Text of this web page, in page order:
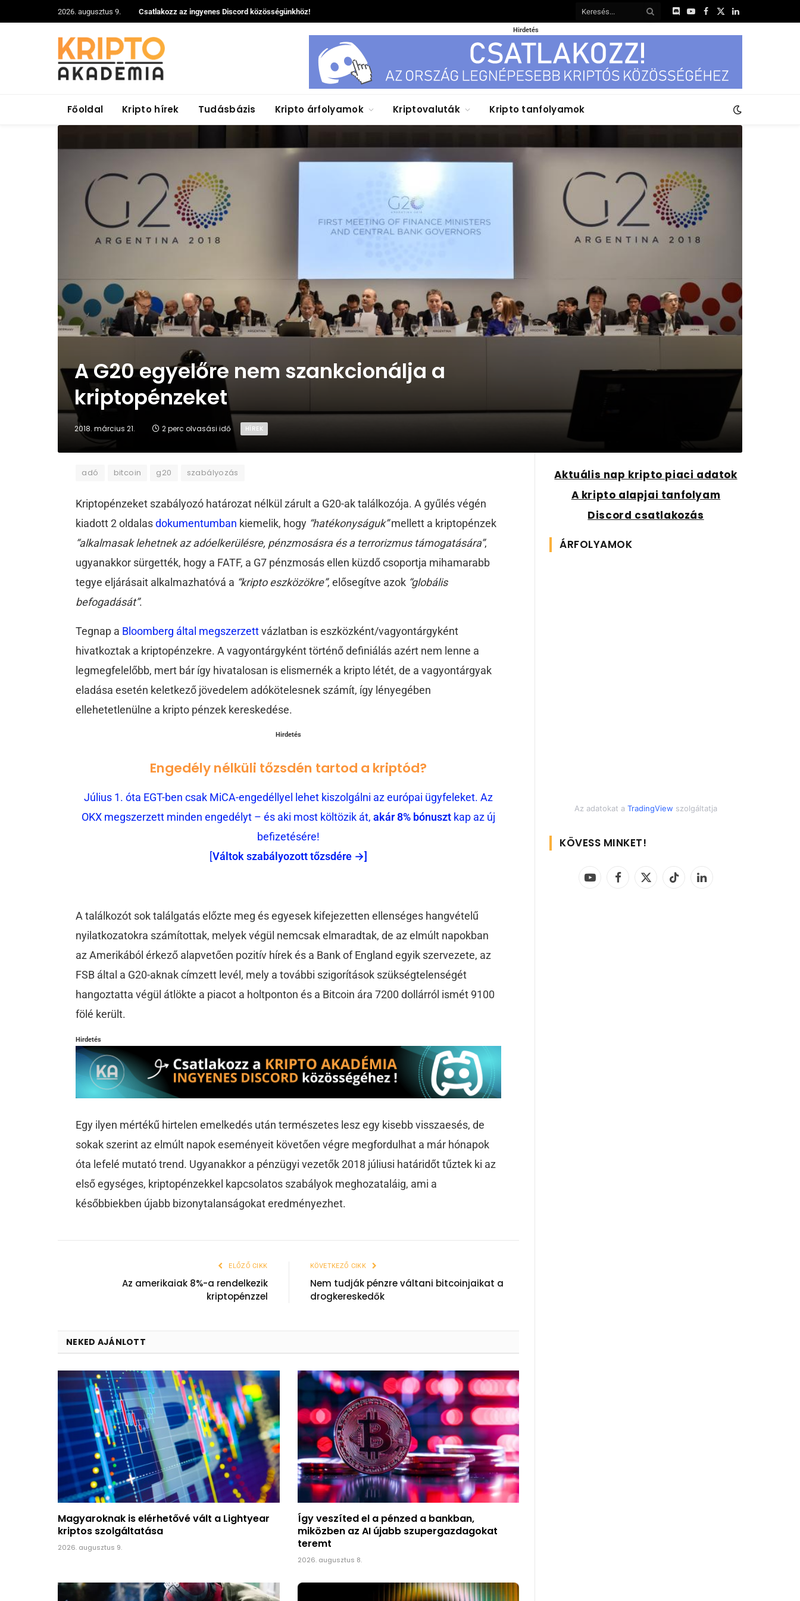
2026. augusztus 9. Csatlakozz az ingyenes Discord közösségünkhöz!
DiscordYouTube
Facebook
X
LinkedIn
Hirdetés
Főoldal Kripto hírek Tudásbázis Kripto árfolyamok Kriptovaluták Kripto tanfolyamok
A G20 egyelőre nem szankcionálja a
kriptopénzeket
2018. március 21. 2 perc olvasási idő HÍREK
adó bitcoin g20 szabályozás
Kriptopénzeket szabályozó határozat nélkül zárult a G20-ak találkozója. A gyűlés végén
kiadott 2 oldalasdokumentumban kiemelik, hogy “hatékonyságuk”mellett a kriptopénzek
“alkalmasak lehetnek az adóelkerülésre, pénzmosásra és a terrorizmus támogatására”,
ugyanakkor sürgették, hogy a FATF, a G7 pénzmosás ellen küzdő csoportja mihamarabb
tegye eljárásait alkalmazhatóvá a “kripto eszközökre”, elősegítve azok “globális
befogadását”.
Tegnap a Bloomberg által megszerzettvázlatban is eszközként/vagyontárgyként
hivatkoztak a kriptopénzekre. A vagyontárgyként történő definiálás azért nem lenne a
legmegfelelőbb, mert bár így hivatalosan is elismernék a kripto létét, de a vagyontárgyak
eladása esetén keletkező jövedelem adókötelesnek számít, így lényegében
ellehetetlenülne a kripto pénzek kereskedése.
Hirdetés
Engedély nélküli tőzsdén tartod a kriptód?
Július 1. óta EGT-ben csak MiCA-engedéllyel lehet kiszolgálni az európai ügyfeleket. Az
OKX megszerzett minden engedélyt – és aki most költözik át, akár 8% bónuszt kap az új
befizetésére!
[Váltok szabályozott tőzsdére →]
A találkozót sok találgatás előzte meg és egyesek kifejezetten ellenséges hangvételű
nyilatkozatokra számítottak, melyek végül nemcsak elmaradtak, de az elmúlt napokban
az Amerikából érkező alapvetően pozitív hírek és a Bank of England egyik szervezete, az
FSB által a G20-aknak címzett levél, mely a további szigorítások szükségtelenségét
hangoztatta végül átlökte a piacot a holtponton és a Bitcoin ára 7200 dollárról ismét 9100
fölé került.
Hirdetés
Egy ilyen mértékű hirtelen emelkedés után természetes lesz egy kisebb visszaesés, de
sokak szerint az elmúlt napok eseményeit követően végre megfordulhat a már hónapok
óta lefelé mutató trend. Ugyanakkor a pénzügyi vezetők 2018 júliusi határidőt tűztek ki az
első egységes, kriptopénzekkel kapcsolatos szabályok meghozataláig, ami a
későbbiekben újabb bizonytalanságokat eredményezhet.
ELŐZŐ CIKK
Az amerikaiak 8%-a rendelkezik
kriptopénzzel
KÖVETKEZŐ CIKK
Nem tudják pénzre váltani bitcoinjaikat a
drogkereskedők
NEKED AJÁNLOTT
Magyaroknak is elérhetővé vált a Lightyear
kriptos szolgáltatása
2026. augusztus 9.
Így veszíted el a pénzed a bankban,
miközben az AI újabb szupergazdagokat
teremt
2026. augusztus 8.
Aktuális nap kripto piaci adatok
A kripto alapjai tanfolyam
Discord csatlakozás
ÁRFOLYAMOK
Az adatokat a TradingView szolgáltatja
KÖVESS MINKET!
YouTubeFacebook
X
TikTok LinkedIn